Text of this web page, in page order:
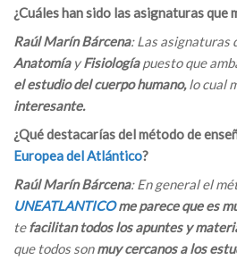
¿Cuáles han sido las asignaturas que
Raúl Marín Bárcena: Las asignaturas
AnatomíayFisiologíapuesto que
el estudio del cuerpo humano,lo cual
interesante.
¿Qué destacarías del método de
Europea del Atlántico?
Raúl Marín Bárcena: En general el
UNEATLANTICO me parece que es
tefacilitan todos los apuntes y
que todos sonmuy cercanos a los